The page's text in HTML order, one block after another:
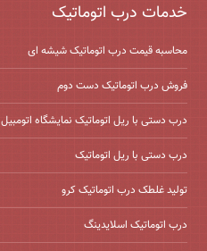
خدمات درب اتوماتیک
محاسبه قیمت درب اتوماتیک شیشه ‌ای
فروش درب اتوماتیک دست دوم
درب دستی با ریل اتوماتیک نمایشگاه اتومبیل
درب دستی با ریل اتوماتیک
تولید غلطک درب اتوماتیک کرو
درب اتوماتیک اسلایدینگ